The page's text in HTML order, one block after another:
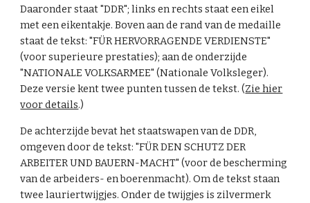
Daaronder staat "DDR"; links en rechts staat een eikel
met een eikentakje. Boven aan de rand van de medaille
staat de tekst: "FÜR HERVORRAGENDE VERDIENSTE"
(voor superieure prestaties); aan de onderzijde
"NATIONALE VOLKSARMEE" (Nationale Volksleger).
Deze versie kent twee punten tussen de tekst. (Zie hier
voor details.)
De achterzijde bevat het staatswapen van de DDR,
omgeven door de tekst: "FÜR DEN SCHUTZ DER
ARBEITER UND BAUERN-MACHT" (voor de bescherming
van de arbeiders- en boerenmacht). Om de tekst staan
twee lauriertwijgjes. Onder de twijgjes is zilvermerk